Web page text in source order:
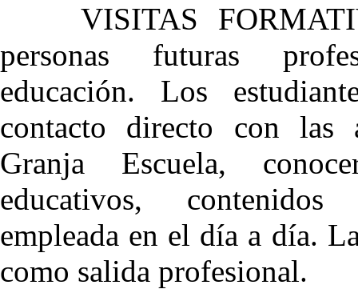
VISITAS
personas futuras
educación. Los
contacto directo con las
Granja Escuela,
educativos,
empleada en el día a día.
como salida profesional.